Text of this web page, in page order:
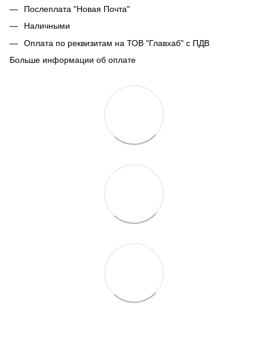
Послеплата "Новая Почта"
Наличными
Оплата по реквизитам на ТОВ "Главхаб" с ПДВ
Больше информации об оплате